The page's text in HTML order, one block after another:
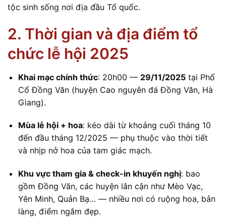
tộc sinh sống nơi địa đầu Tổ quốc.
2. Thời gian và địa điểm tổ
chức lễ hội 2025
Khai mạc chính thức: 20h00 — 29/11/2025tại Phố
CổĐồng Văn(huyện Cao nguyên đá Đồng Văn, Hà
Giang).
Mùa lễ hội + hoa: kéo dài từ khoảng cuối tháng 10
đến đầu tháng 12/2025 — phụ thuộc vào thời tiết
và nhịp nở hoa của tam giác mạch.
Khu vực tham gia & check-in khuyến nghị: bao
gồm Đồng Văn, các huyện lân cận như Mèo Vạc,
Yên Minh, Quản Bạ… — nhiều nơi có ruộng hoa, bản
làng, điểm ngắm đẹp.